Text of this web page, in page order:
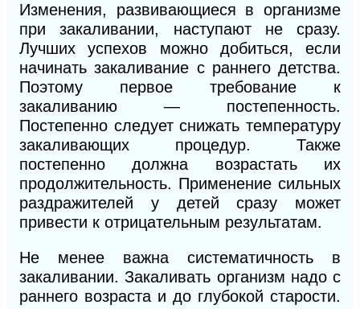
Изменения, развивающиеся в организме
при закаливании, наступают не сразу.
Лучших успехов можно добиться, если
начинать закаливание с раннего детства.
Поэтому первое требование к
закаливанию — постепенность.
Постепенно следует снижать температуру
закаливающих процедур. Также
постепенно должна возрастать их
продолжительность. Применение сильных
раздражителей у детей сразу может
привести к отрицательным результатам.
Не менее важна систематичность в
закаливании. Закаливать организм надо с
раннего возраста и до глубокой старости.